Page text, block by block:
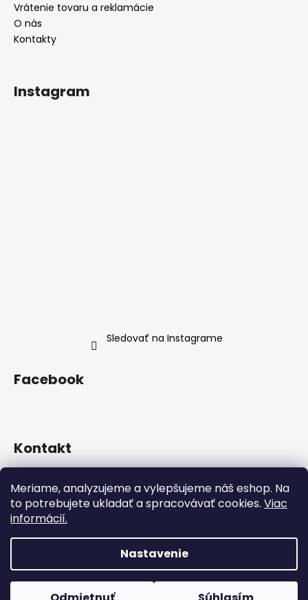
Meriame, analyzujeme a vylepšujeme náš eshop. Na
to potrebujete ukladať a spracovávať cookies. Viac
informácií.
Nastavenie
Vrátenie tovaru a reklamácie
O nás
Kontakty
Instagram
Sledovať na Instagrame
Facebook
Kontakt
+420 702 114 113
Neness Official SK
neness_czsk/
Copyright 2026Neness Official SK. Všetky práva